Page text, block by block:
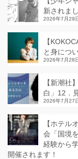
新されま
2026年7月29
【
と身につ
2026年7月28
【新潮社
白」12．
2026年7月27
【ホテル
会「国境
経験から
開催されます！